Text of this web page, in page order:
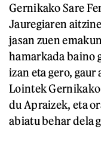
Gernikako Sare
Jauregiaren
jasan zuen
hamarkada baino
izan eta gero,
Lointek
du Apraizek, eta
abiatu behar dela